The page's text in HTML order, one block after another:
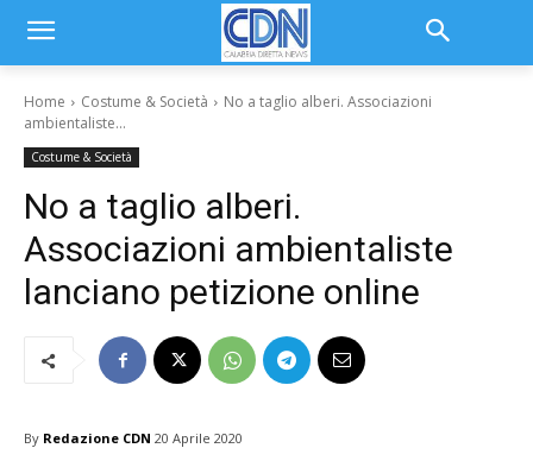
Home Costume & Società
No a taglio alberi. Associazioni
ambientaliste...
Costume & Società
No a taglio alberi.
Associazioni ambientaliste
lanciano petizione online
By Redazione CDN 20 Aprile 2020